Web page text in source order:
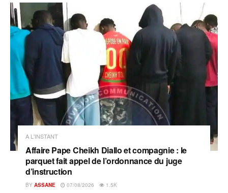
A L'INSTANT
Affaire Pape Cheikh Diallo et compagnie : le
parquet fait appel de l’ordonnance du juge
d’instruction
BY ASSANE 07/08/2026 1.5K